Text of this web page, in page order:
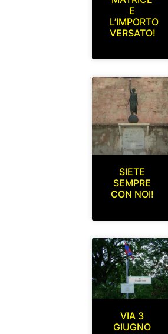
E
L’IMPORTO
VERSATO!
SIETE
SEMPRE
CON NOI!
VIA 3
GIUGNO